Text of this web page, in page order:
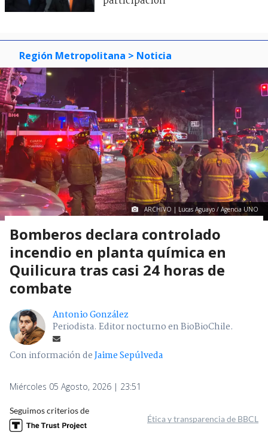
Región Metropolitana > Noticia
ARCHIVO | Lucas Aguayo / Agencia UNO
Bomberos declara controlado
incendio en planta química en
Quilicura tras casi 24 horas de
combate
Antonio González
Periodista. Editor nocturno en BioBioChile.
Con información deJaime Sepúlveda
Miércoles 05 Agosto, 2026 | 23:51
Seguimos criterios de
Ética y transparencia de BBCL